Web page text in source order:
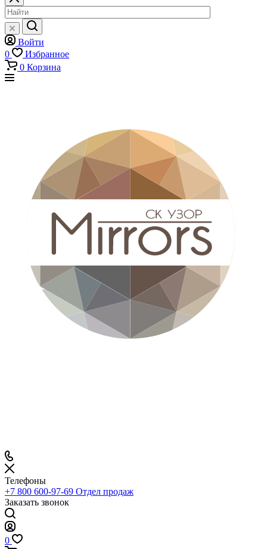
Войти
0
Избранное
0 Корзина
Телефоны
+7 800 600-97-69 Отдел продаж
Заказать звонок
0